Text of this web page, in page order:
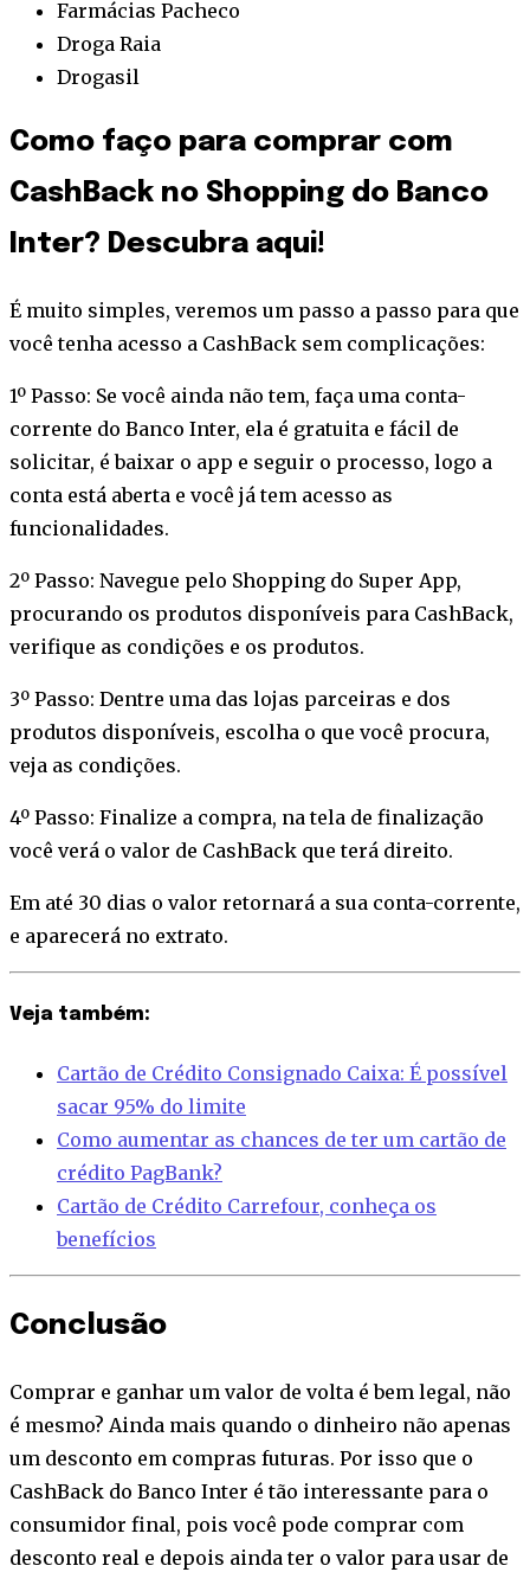
Farmácias Pacheco
Droga Raia
Drogasil
Como faço para comprar com
CashBack no Shopping do Banco
Inter? Descubra aqui!
É muito simples, veremos um passo a passo para que
você tenha acesso a CashBack sem complicações:
1º Passo: Se você ainda não tem, faça uma conta-
corrente do Banco Inter, ela é gratuita e fácil de
solicitar, é baixar o app e seguir o processo, logo a
conta está aberta e você já tem acesso as
funcionalidades.
2º Passo: Navegue pelo Shopping do Super App,
procurando os produtos disponíveis para CashBack,
verifique as condições e os produtos.
3º Passo: Dentre uma das lojas parceiras e dos
produtos disponíveis, escolha o que você procura,
veja as condições.
4º Passo: Finalize a compra, na tela de finalização
você verá o valor de CashBack que terá direito.
Em até 30 dias o valor retornará a sua conta-corrente,
e aparecerá no extrato.
Veja também:
Cartão de Crédito Consignado Caixa: É possível
sacar 95% do limite
Como aumentar as chances de ter um cartão de
crédito PagBank?
Cartão de Crédito Carrefour, conheça os
benefícios
Conclusão
Comprar e ganhar um valor de volta é bem legal, não
é mesmo? Ainda mais quando o dinheiro não apenas
um desconto em compras futuras. Por isso que o
CashBack do Banco Inter é tão interessante para o
consumidor final, pois você pode comprar com
desconto real e depois ainda ter o valor para usar de